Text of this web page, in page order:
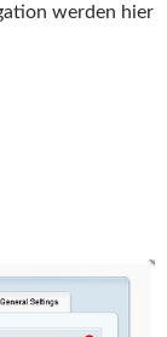
werden hier